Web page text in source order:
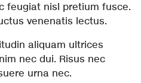
feugiat nisl pretium fusce.
venenatis lectus.
aliquam ultrices
nec dui. Risus nec
urna nec.